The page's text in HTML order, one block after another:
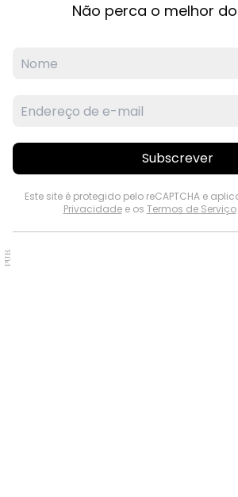
Não perca o melhor
Subscrever
Este site é protegido pelo reCAPTCHA e
Privacidadee os Termos de Serviço
PUB.